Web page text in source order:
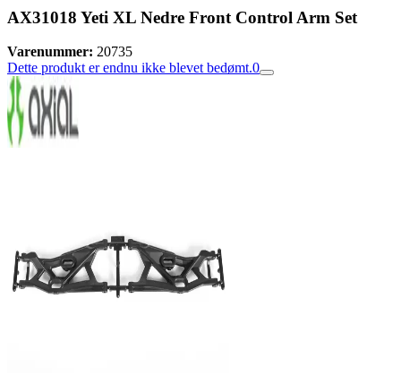
AX31018 Yeti XL Nedre Front Control Arm Set
Varenummer: 20735
Dette produkt er endnu ikke blevet bedømt.0